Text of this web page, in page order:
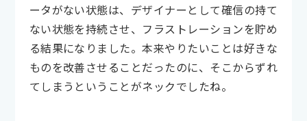
ータがない状態は、デザイナーとして確信の持て
ない状態を持続させ、フラストレーションを貯め
る結果になりました。本来やりたいことは好きな
ものを改善させることだったのに、そこからずれ
てしまうということがネックでしたね。